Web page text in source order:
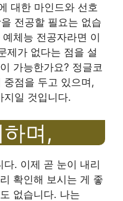
대한 마인드와 선호
전공할 필요는 없습
체능 전공자라면 이
제가 없다는 점을 설
가능한가요? 정글코
중점을 두고 있으며,
지일 것입니다.
며,
. 이제 곧 눈이 내리
확인해 보시는 게 좋
없습니다. 나는